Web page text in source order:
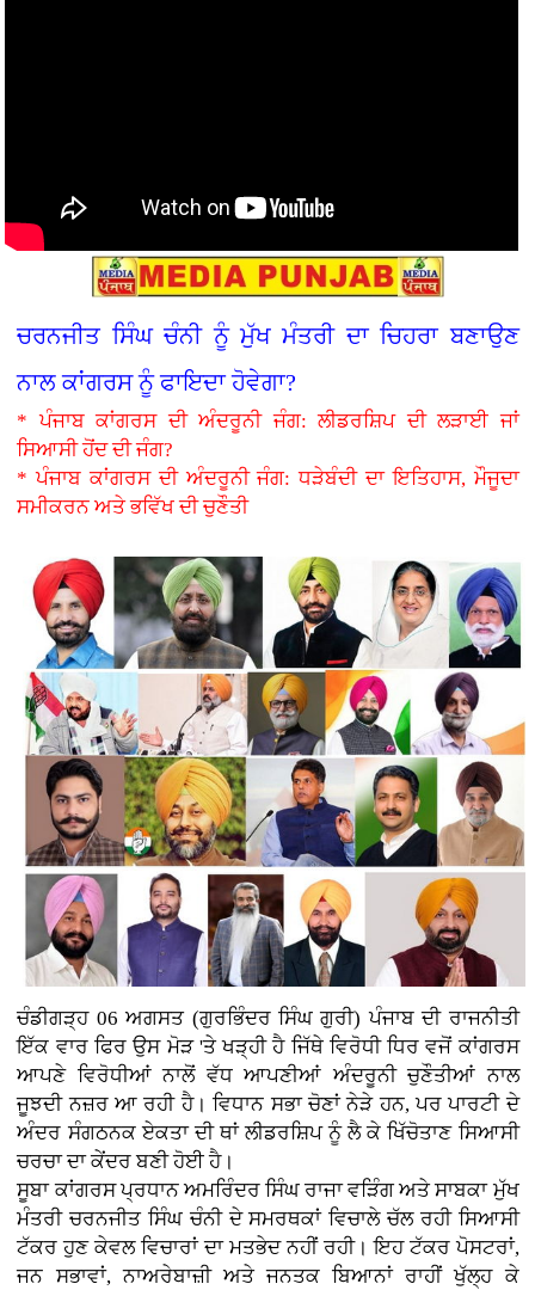
ਚਰਨਜੀਤ ਸਿੰਘ ਚੰਨੀ ਨੂੰ ਮੁੱਖ ਮੰਤਰੀ ਦਾ ਚਿਹਰਾ ਬਣਾਉਣ
ਨਾਲ ਕਾਂਗਰਸ ਨੂੰ ਫਾਇਦਾ ਹੋਵੇਗਾ?
* ਪੰਜਾਬ ਕਾਂਗਰਸ ਦੀ ਅੰਦਰੂਨੀ ਜੰਗ: ਲੀਡਰਸ਼ਿਪ ਦੀ ਲੜਾਈ ਜਾਂ
ਸਿਆਸੀ ਹੋਂਦ ਦੀ ਜੰਗ?
* ਪੰਜਾਬ ਕਾਂਗਰਸ ਦੀ ਅੰਦਰੂਨੀ ਜੰਗ: ਧੜੇਬੰਦੀ ਦਾ ਇਤਿਹਾਸ, ਮੌਜੂਦਾ
ਸਮੀਕਰਨ ਅਤੇ ਭਵਿੱਖ ਦੀ ਚੁਣੌਤੀ
ਚੰਡੀਗੜ੍ਹ 06 ਅਗਸਤ (ਗੁਰਭਿੰਦਰ ਸਿੰਘ ਗੁਰੀ)ਪੰਜਾਬ ਦੀ ਰਾਜਨੀਤੀ
ਇੱਕ ਵਾਰ ਫਿਰ ਉਸ ਮੋੜ 'ਤੇ ਖੜ੍ਹੀ ਹੈ ਜਿੱਥੇ ਵਿਰੋਧੀ ਧਿਰ ਵਜੋਂ ਕਾਂਗਰਸ
ਆਪਣੇ ਵਿਰੋਧੀਆਂ ਨਾਲੋਂ ਵੱਧ ਆਪਣੀਆਂ ਅੰਦਰੂਨੀ ਚੁਣੌਤੀਆਂ ਨਾਲ
ਜੂਝਦੀ ਨਜ਼ਰ ਆ ਰਹੀ ਹੈ। ਵਿਧਾਨ ਸਭਾ ਚੋਣਾਂ ਨੇੜੇ ਹਨ, ਪਰ ਪਾਰਟੀ ਦੇ
ਅੰਦਰ ਸੰਗਠਨਕ ਏਕਤਾ ਦੀ ਥਾਂ ਲੀਡਰਸ਼ਿਪ ਨੂੰ ਲੈ ਕੇ ਖਿੱਚੋਤਾਣ ਸਿਆਸੀ
ਚਰਚਾ ਦਾ ਕੇਂਦਰ ਬਣੀ ਹੋਈ ਹੈ।
ਸੂਬਾ ਕਾਂਗਰਸ ਪ੍ਰਧਾਨ ਅਮਰਿੰਦਰ ਸਿੰਘ ਰਾਜਾ ਵੜਿੰਗ ਅਤੇ ਸਾਬਕਾ ਮੁੱਖ
ਮੰਤਰੀ ਚਰਨਜੀਤ ਸਿੰਘ ਚੰਨੀ ਦੇ ਸਮਰਥਕਾਂ ਵਿਚਾਲੇ ਚੱਲ ਰਹੀ ਸਿਆਸੀ
ਟੱਕਰ ਹੁਣ ਕੇਵਲ ਵਿਚਾਰਾਂ ਦਾ ਮਤਭੇਦ ਨਹੀਂ ਰਹੀ। ਇਹ ਟੱਕਰ ਪੋਸਟਰਾਂ,
ਜਨ ਸਭਾਵਾਂ, ਨਾਅਰੇਬਾਜ਼ੀ ਅਤੇ ਜਨਤਕ ਬਿਆਨਾਂ ਰਾਹੀਂ ਖੁੱਲ੍ਹ ਕੇ